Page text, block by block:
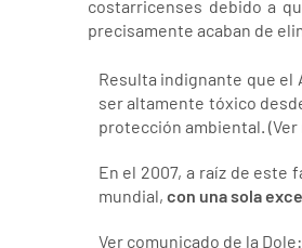
costarricenses debido a
precisamente acaban de
Resulta indignante que el
ser altamente tóxico
protección ambiental.
En el 2007, a raíz de este
mundial, con una sola
Ver comunicado de la Dole: